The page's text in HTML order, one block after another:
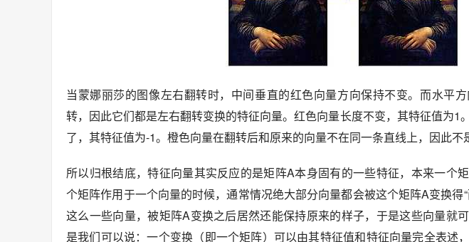
当蒙娜丽莎的图像左右翻转时，中间垂直的红色向量方向保持不变。而水平
转，因此它们都是左右翻转变换的特征向量。红色向量长度不变，其特征值为1
了，其特征值为-1。橙色向量在翻转后和原来的向量不在同一条直线上，因此不
所以归根结底，特征向量其实反应的是矩阵A本身固有的一些特征，本来一个
个矩阵作用于一个向量的时候，通常情况绝大部分向量都会被这个矩阵A变换得
这么一些向量，被矩阵A变换之后居然还能保持原来的样子，于是这些向量就
是我们可以说：一个变换（即一个矩阵）可以由其特征值和特征向量完全表述